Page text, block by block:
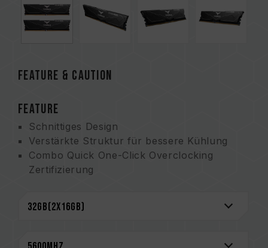
FEATURE & CAUTION
FEATURE
Schnittiges Design
Verstärkte Struktur für bessere Kühlung
Combo Quick One-Click Overclocking
Zertifizierung
Power Management ICs (PMICs) für stabile,
Verstärktes PMIC-Kühlungsdesign